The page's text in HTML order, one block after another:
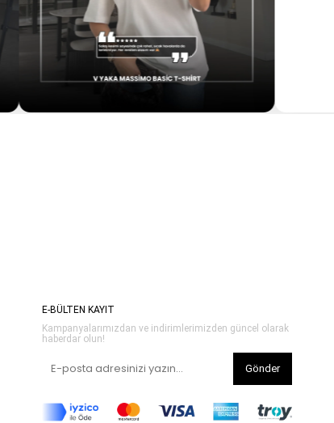
E-BÜLTEN KAYIT
Kampanyalarımızdan ve indirimlerimizden güncel olarak
haberdar olun!
Gönder